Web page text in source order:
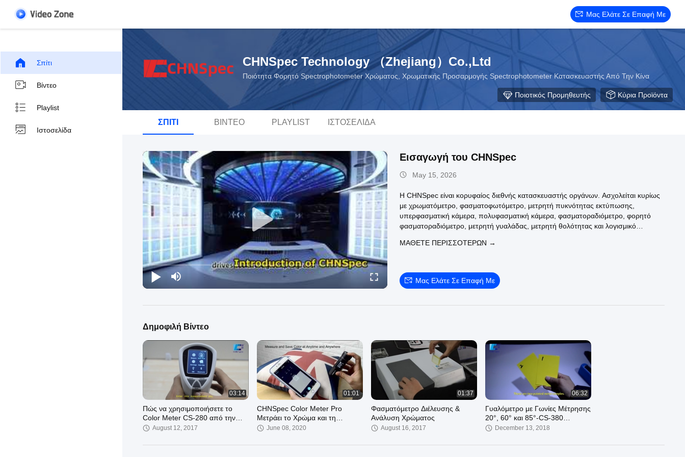
Μας Ελάτε Σε Επαφή Με
Σπίτι
Βίντεο
Playlist
Ιστοσελίδα
CHNSpec Technology （Zhejiang）Co.,Ltd
Ποιότητα Φορητό Spectrophotometer Χρώματος, Χρωματικής Προσαρμογής Spectrophotometer Κατασκευαστής Από Την Κίνα
Ποιοτικός Προμηθευτής Κύρια Προϊόντα
ΣΠΊΤΙ ΒΊΝΤΕΟ PLAYLIST ΙΣΤΟΣΕΛΊΔΑ
Εισαγωγή του CHNSpec
May 15, 2026
Η CHNSpec είναι κορυφαίος διεθνής κατασκευαστής οργάνων. Ασχολείται κυρίως
με χρωματόμετρο, φασματοφωτόμετρο, μετρητή πυκνότητας εκτύπωσης,
υπερφασματική κάμερα, πολυφασματική κάμερα, φασματοραδιόμετρο, φορητό
φασματοραδιόμετρο, μετρητή γυαλάδας, μετρητή θολότητας και λογισμικό
ΜΆΘΕΤΕ ΠΕΡΙΣΣΌΤΕΡΩΝ →
Μας Ελάτε Σε Επαφή Με
Δημοφιλή Βίντεο
03:14
Πώς να χρησιμοποιήσετε το
Color Meter CS-280 από την
CHNSpec Tech
August 12, 2017
01:01
CHNSpec Color Meter Pro
Μετράει το Χρώμα και τη
Διαφορά Χρώματος με Ακρίβεια
June 08, 2020
01:37
Φασματόμετρο Διέλευσης &
Ανάλυση Χρώματος
August 16, 2017
06:32
Γυαλόμετρο με Γωνίες Μέτρησης
20°, 60° και 85°-CS-380
κατασκευασμένο από την
December 13, 2018